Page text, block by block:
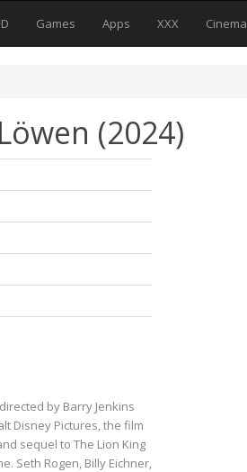
Games Apps XXX Cinema
(2024)
by Barry Jenkins
Disney Pictures, the film
sequel to The Lion King
Seth Rogen, Billy Eichner,